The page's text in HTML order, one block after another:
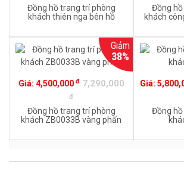
Đồng hồ trang trí phòng
khách thiên nga bên hồ
Đồng
khách
Giảm
38%
Giá: 4,500,000 đ 7,290,000
đ
Đồng hồ trang trí phòng
khách ZB0033B vàng phấn
Giá:
Đồng